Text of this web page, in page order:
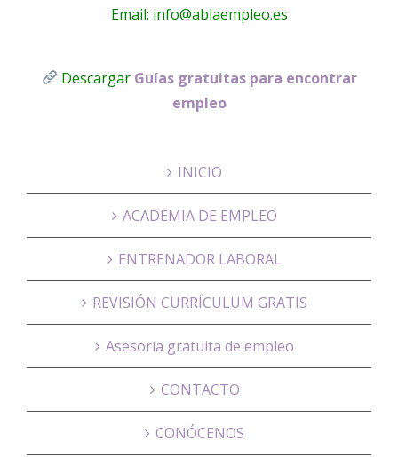
Email: info@ablaempleo.es
Descargar Guías gratuitas para encontrar
empleo
INICIO
ACADEMIA DE EMPLEO
ENTRENADOR LABORAL
REVISIÓN CURRÍCULUM GRATIS
Asesoría gratuita de empleo
CONTACTO
CONÓCENOS